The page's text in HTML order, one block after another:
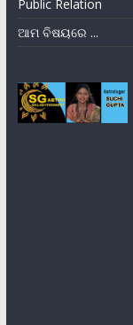
Public Relation
ଆମ ବିଷୟରେ ...